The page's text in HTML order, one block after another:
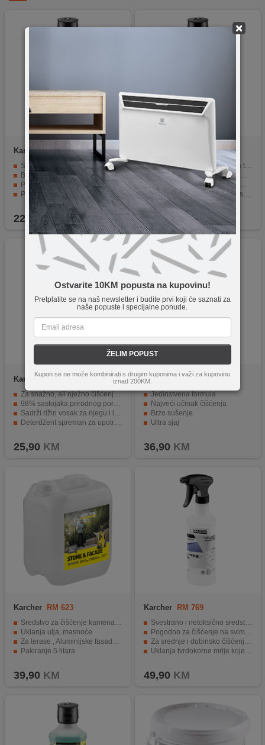
×
Ostvarite 10KM popusta na kupovinu!
Pretplatite se na naš newsletter i budite prvi koji će saznati za
naše popuste i specijalne ponude.
ŽELIM POPUST
Kupon se ne može kombinirati s drugim kuponima i važi za kupovinu
iznad 200KM.
Karcher RM 537
Sredstvo za čišćenje kamenih podova
Besprijekoran rezultat na pločicama, kamenu i prirodnom kamenu
Prikladno za vinil, PVC i linoleum
Pakiranje 500 ml
22,50 KM
Efikasna i dugotrajna zaštita tekstila
Odbija prašinu, prljavštinu i mrlje od tečnosti
Usporava ponovno prljanje — tepihe i tapacirani namještaj drži čišćim duže
Omogućava lakše i brže usisavanje i čišćenje
Pogodan za različite površine — od tepiha do autosjedala
49,90 KM
Karcher RM 610N
Za snažno, ali nježno čišćenje vozila
98% sastojaka prirodnog porijekla
Sadrži rižin vosak za njegu i lijep sjaj površine
Deterdžent spreman za upotrebu (RTU)
25,90 KM
Karcher RM 619
Jedinstvena formula
Najveći učinak čišćenja
Brzo sušenje
Ultra sjaj
36,90 KM
Karcher RM 623
Sredstvo za čišćenje kamena i fasada
Uklanja ulja, masnoće
Za terase , Aluminijske fasade, Vrtni i kameni zidovi
Pakiranje 5 litara
39,90 KM
Karcher RM 769
Svestrano i netoksično sredstvo za uklanjanje mrlja
Pogodno za čišćenje na svim podovima i presvlakama od tekstila
Za srednje i dubinsko čišćenje tvrdih površina otpornih na otapala
Uklanja tvrdokorne mrlje koje nisu topive u vodi
49,90 KM